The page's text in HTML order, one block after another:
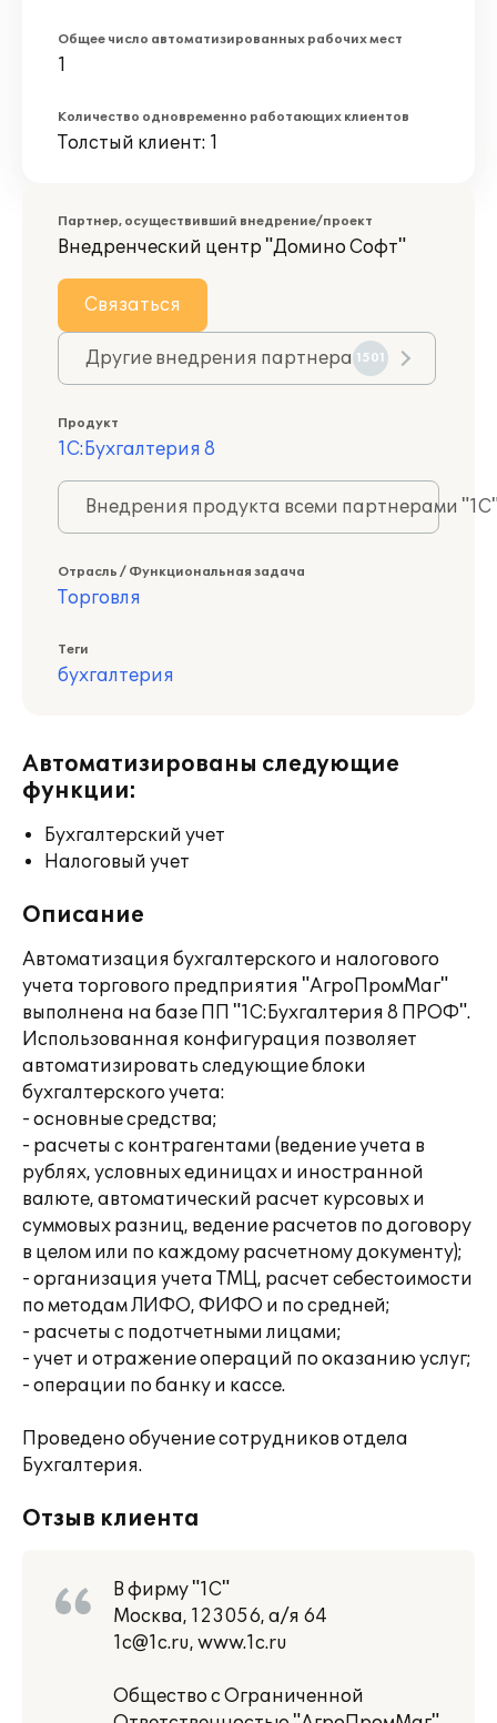
Общее число автоматизированных рабочих мест
1
Количество одновременно работающих клиентов
Толстый клиент: 1
Партнер, осуществивший внедрение/проект
Внедренческий центр "Домино Софт"
Связаться
Другие внедрения партнера 1501
Продукт
1С:Бухгалтерия 8
Внедрения продукта всеми партнерами
Отрасль / Функциональная задача
Торговля
Теги
бухгалтерия
Автоматизированы следующие
функции:
Бухгалтерский учет
Налоговый учет
Описание
Автоматизация бухгалтерского и налогового
учета торгового предприятия "АгроПромМаг"
выполнена на базе ПП "1С:Бухгалтерия 8 ПРОФ".
Использованная конфигурация позволяет
автоматизировать следующие блоки
бухгалтерского учета:
- основные средства;
- расчеты с контрагентами (ведение учета в
рублях, условных единицах и иностранной
валюте, автоматический расчет курсовых и
суммовых разниц, ведение расчетов по договору
в целом или по каждому расчетному документу);
- организация учета ТМЦ, расчет себестоимости
по методам ЛИФО, ФИФО и по средней;
- расчеты с подотчетными лицами;
- учет и отражение операций по оказанию услуг;
- операции по банку и кассе.
Проведено обучение сотрудников отдела
Бухгалтерия.
Отзыв клиента
В фирму "1С"
Москва, 123056, а/я 64
1c@1c.ru, www.1c.ru
Общество с Ограниченной